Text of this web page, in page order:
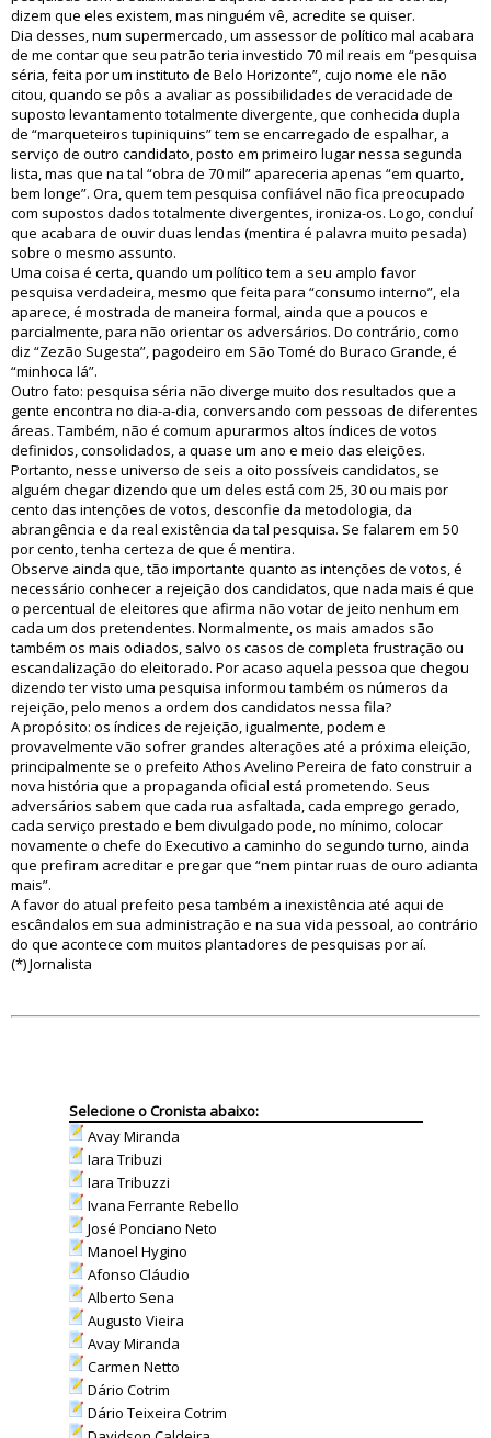
dizem que eles existem, mas ninguém vê, acredite se quiser.
Dia desses, num supermercado, um assessor de político mal acabara
de me contar que seu patrão teria investido 70 mil reais em “pesquisa
séria, feita por um instituto de Belo Horizonte”, cujo nome ele não
citou, quando se pôs a avaliar as possibilidades de veracidade de
suposto levantamento totalmente divergente, que conhecida dupla
de “marqueteiros tupiniquins” tem se encarregado de espalhar, a
serviço de outro candidato, posto em primeiro lugar nessa segunda
lista, mas que na tal “obra de 70 mil” apareceria apenas “em quarto,
bem longe”. Ora, quem tem pesquisa confiável não fica preocupado
com supostos dados totalmente divergentes, ironiza-os. Logo, concluí
que acabara de ouvir duas lendas (mentira é palavra muito pesada)
sobre o mesmo assunto.
Uma coisa é certa, quando um político tem a seu amplo favor
pesquisa verdadeira, mesmo que feita para “consumo interno”, ela
aparece, é mostrada de maneira formal, ainda que a poucos e
parcialmente, para não orientar os adversários. Do contrário, como
diz “Zezão Sugesta”, pagodeiro em São Tomé do Buraco Grande, é
“minhoca lá”.
Outro fato: pesquisa séria não diverge muito dos resultados que a
gente encontra no dia-a-dia, conversando com pessoas de diferentes
áreas. Também, não é comum apurarmos altos índices de votos
definidos, consolidados, a quase um ano e meio das eleições.
Portanto, nesse universo de seis a oito possíveis candidatos, se
alguém chegar dizendo que um deles está com 25, 30 ou mais por
cento das intenções de votos, desconfie da metodologia, da
abrangência e da real existência da tal pesquisa. Se falarem em 50
por cento, tenha certeza de que é mentira.
Observe ainda que, tão importante quanto as intenções de votos, é
necessário conhecer a rejeição dos candidatos, que nada mais é que
o percentual de eleitores que afirma não votar de jeito nenhum em
cada um dos pretendentes. Normalmente, os mais amados são
também os mais odiados, salvo os casos de completa frustração ou
escandalização do eleitorado. Por acaso aquela pessoa que chegou
dizendo ter visto uma pesquisa informou também os números da
rejeição, pelo menos a ordem dos candidatos nessa fila?
A propósito: os índices de rejeição, igualmente, podem e
provavelmente vão sofrer grandes alterações até a próxima eleição,
principalmente se o prefeito Athos Avelino Pereira de fato construir a
nova história que a propaganda oficial está prometendo. Seus
adversários sabem que cada rua asfaltada, cada emprego gerado,
cada serviço prestado e bem divulgado pode, no mínimo, colocar
novamente o chefe do Executivo a caminho do segundo turno, ainda
que prefiram acreditar e pregar que “nem pintar ruas de ouro adianta
mais”.
A favor do atual prefeito pesa também a inexistência até aqui de
escândalos em sua administração e na sua vida pessoal, ao contrário
do que acontece com muitos plantadores de pesquisas por aí.
(*) Jornalista
Selecione o Cronista abaixo:
Avay Miranda
Iara Tribuzi
Iara Tribuzzi
Ivana Ferrante Rebello
José Ponciano Neto
Manoel Hygino
Afonso Cláudio
Alberto Sena
Augusto Vieira
Avay Miranda
Carmen Netto
Dário Cotrim
Dário Teixeira Cotrim